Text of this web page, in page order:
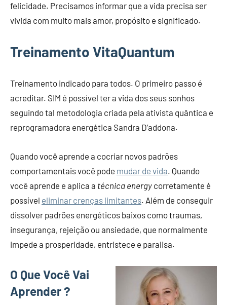
felicidade. Precisamos informar que a vida precisa ser
vivida com muito mais amor, propósito e significado.
Treinamento VitaQuantum
Treinamento indicado para todos. O primeiro passo é
acreditar. SIM é possível ter a vida dos seus sonhos
seguindo tal metodologia criada pela ativista quântica e
reprogramadora energética Sandra D’addona.
Quando você aprende a cocriar novos padrões
comportamentais você pode mudar de vida. Quando
você aprende e aplica a técnica energy corretamente é
possível eliminar crenças limitantes. Além de conseguir
dissolver padrões energéticos baixos como traumas,
insegurança, rejeição ou ansiedade, que normalmente
impede a prosperidade, entristece e paralisa.
O Que Você Vai
Aprender ?